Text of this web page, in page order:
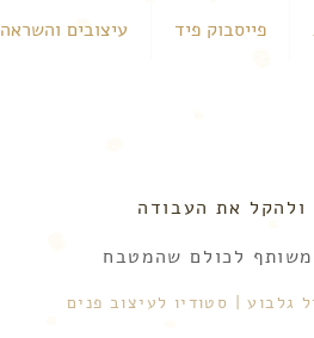
פייסבוק פיד עיצובים והשראה
ולהקל את העבודה
לכולם שהמטבח
גלבוע | סטודיו לעיצוב פנים